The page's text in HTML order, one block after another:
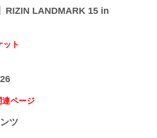
RIZIN LANDMARK 15 in
ト
ページ
ツ